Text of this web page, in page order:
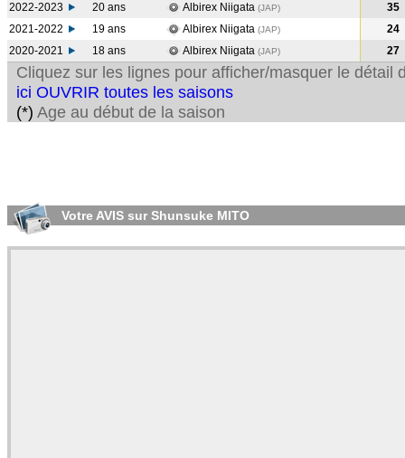
2022-2023
20 ans Albirex Niigata (JAP)
35
2021-2022
19 ans Albirex Niigata (JAP)
24
2020-2021
18 ans Albirex Niigata (JAP) 27
Cliquez sur les lignes pour afficher/masquer le détail
ici OUVRIR toutes les saisons
(*) Age au début de la saison
Votre AVIS sur Shunsuke MITO